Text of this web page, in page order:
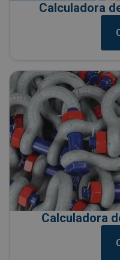
Calculadora
Calculadora